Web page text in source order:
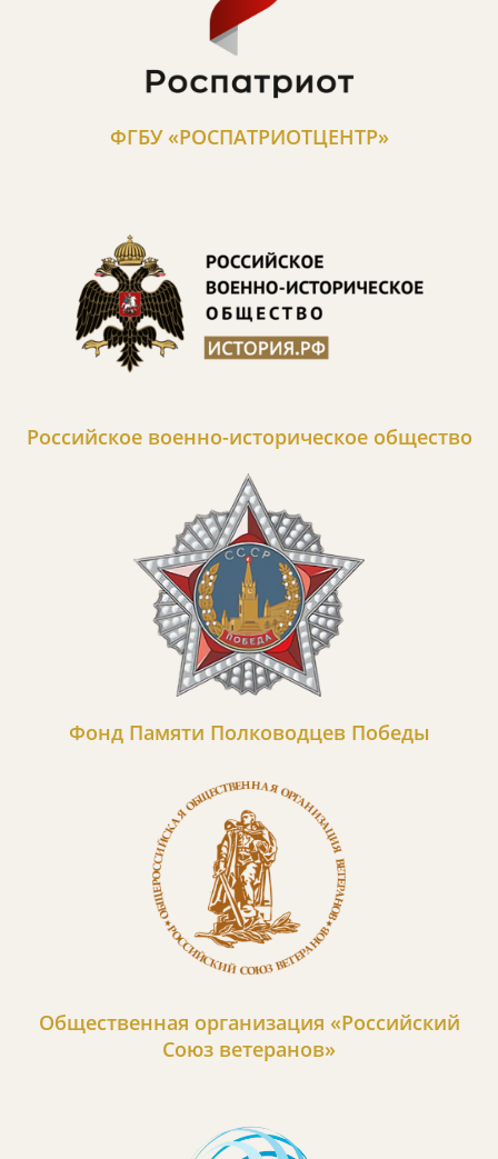
ФГБУ «РОСПАТРИОТЦЕНТР»
Российское военно-историческое общество
Фонд Памяти Полководцев Победы
Общественная организация «Российский
Союз ветеранов»